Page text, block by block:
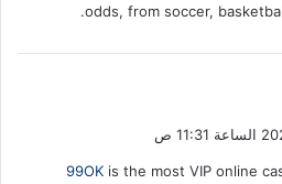
odds, from soccer,
99OK is the most VIP online